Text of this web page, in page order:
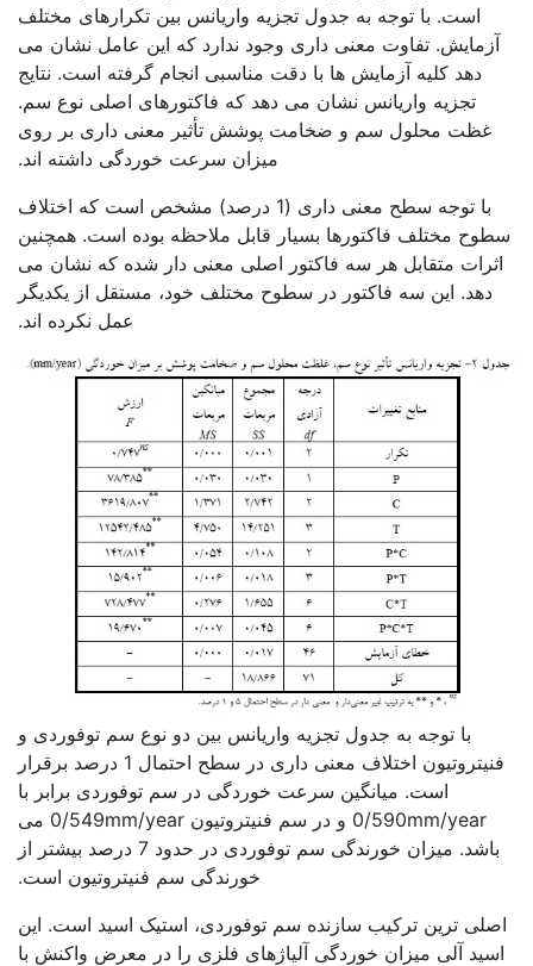
است. با توجه به جدول تجزیه واریانس بین تکرارهای مختلف
آزمایش. تفاوت معنی داری وجود ندارد که این عامل نشان می
دهد کلیه آزمایش ها با دقت مناسبی انجام گرفته است. نتایج
تجزیه واریانس نشان می دهد که فاکتورهای اصلی نوع سم.
غظت محلول سم و ضخامت پوشش تأثیر معنی داری بر روی
میزان سرعت خوردگی داشته اند.
با توجه سطح معنی داری (1 درصد) مشخص است که اختلاف
سطوح مختلف فاکتورها بسیار قابل ملاحظه بوده است. همچنین
اثرات متقابل هر سه فاکتور اصلی معنی دار شده که نشان می
دهد. این سه فاکتور در سطوح مختلف خود، مستقل از یکدیگر
عمل نکرده اند.
با توجه به جدول تجزیه واریانس بین دو نوع سم توفوردی و
فنیتروتیون اختلاف معنی داری در سطح احتمال 1 درصد برقرار
است. میانگین سرعت خوردگی در سم توفوردی برابر با
0/590mm/year و در سم فنیتروتیون 0/549mm/year می
باشد. میزان خورندگی سم توفوردی در حدود 7 درصد بیشتر از
خورندگی سم فنیتروتیون است.
اصلی ترین ترکیب سازنده سم توفوردی، استیک اسید است. این
اسید آلی میزان خوردگی آلیاژهای فلزی را در معرض واکنش با